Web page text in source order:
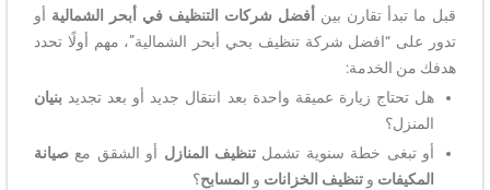
قبل ما تبدأ تقارن بين أفضل شركات التنظيف في أبحر الشمالية أو
تدور على “افضل شركة تنظيف بحي أبحر الشمالية”، مهم أولًا تحدد
هدفك من الخدمة:
هل تحتاج زيارة عميقة واحدة بعد انتقال جديد أو بعد تجديد بنيان
المنزل؟
أو تبغى خطة سنوية تشمل تنظيف المنازل أو الشقق مع صيانة
المكيفات وتنظيف الخزانات و المسابح؟